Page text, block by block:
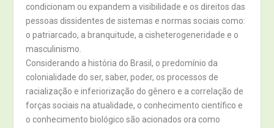
condicionam ou expandem a visibilidade e os direitos das
pessoas dissidentes de sistemas e normas sociais como:
o patriarcado, a branquitude, a cisheterogeneridade e o
masculinismo.
Considerando a história do Brasil, o predomínio da
colonialidade do ser, saber, poder, os processos de
racialização e inferiorização do gênero e a correlação de
forças sociais na atualidade, o conhecimento científico e
o conhecimento biológico são acionados ora como